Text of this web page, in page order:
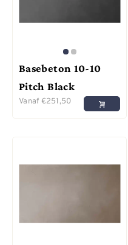
Basebeton 10-10
Pitch Black
Vanaf €251,50